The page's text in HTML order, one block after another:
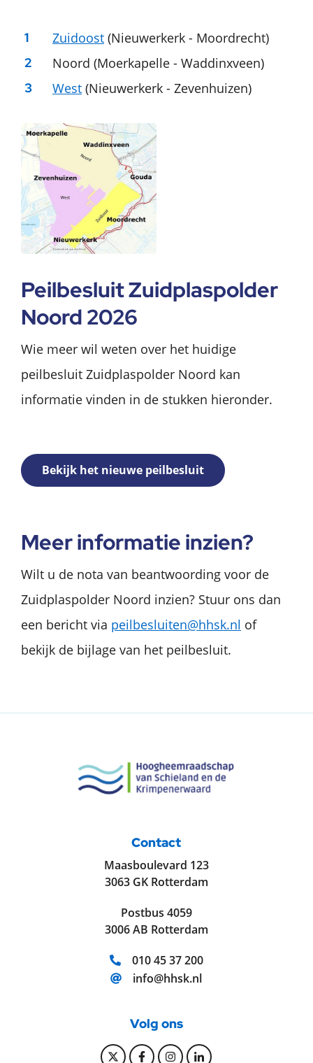
Zuidoost (Nieuwerkerk - Moordrecht)
Noord (Moerkapelle - Waddinxveen)
West (Nieuwerkerk - Zevenhuizen)
Peilbesluit Zuidplaspolder
Noord 2026
Wie meer wil weten over het huidige
peilbesluit Zuidplaspolder Noord kan
informatie vinden in de stukken hieronder.
Bekijk het nieuwe peilbesluit
Meer informatie inzien?
Wilt u de nota van beantwoording voor de
Zuidplaspolder Noord inzien? Stuur ons dan
een bericht via peilbesluiten@hhsk.nl of
bekijk de bijlage van het peilbesluit.
Contact
Maasboulevard 123
3063 GK Rotterdam
Postbus 4059
3006 AB Rotterdam
Telefoonnummer:
010 45 37 200
E-mailadres:
info@hhsk.nl
Volg ons